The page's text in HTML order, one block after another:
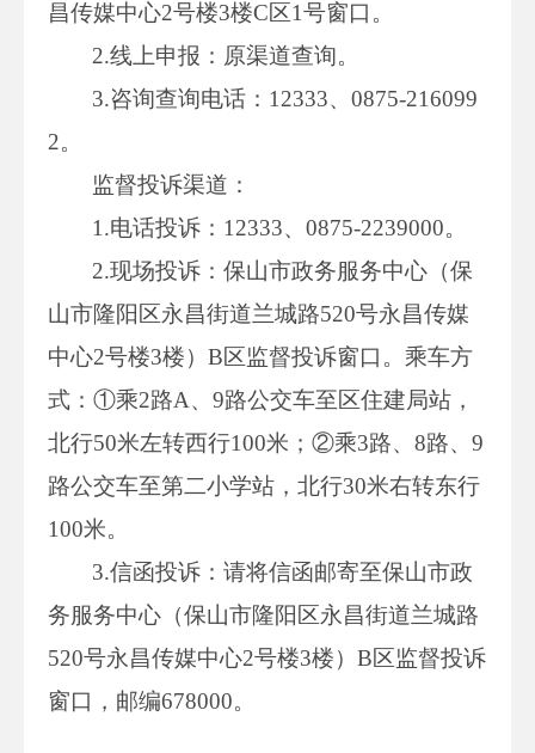
昌传媒中心2号楼3楼C区1号窗口。
2.线上申报：原渠道查询。
3.咨询查询电话：12333、0875-216099
2。
监督投诉渠道：
1.电话投诉：12333、0875-2239000。
2.现场投诉：保山市政务服务中心（保
山市隆阳区永昌街道兰城路520号永昌传媒
中心2号楼3楼）B区监督投诉窗口。乘车方
式：①乘2路A、9路公交车至区住建局站，
北行50米左转西行100米；②乘3路、8路、9
路公交车至第二小学站，北行30米右转东行
100米。
3.信函投诉：请将信函邮寄至保山市政
务服务中心（保山市隆阳区永昌街道兰城路
520号永昌传媒中心2号楼3楼）B区监督投诉
窗口，邮编678000。